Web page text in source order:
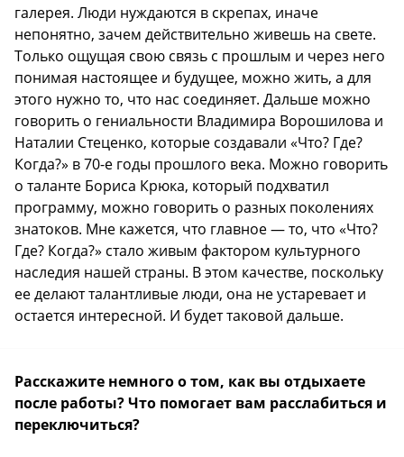
галерея. Люди нуждаются в скрепах, иначе
непонятно, зачем действительно живешь на свете.
Только ощущая свою связь с прошлым и через него
понимая настоящее и будущее, можно жить, а для
этого нужно то, что нас соединяет. Дальше можно
говорить о гениальности Владимира Ворошилова и
Наталии Стеценко, которые создавали «Что? Где?
Когда?» в 70-е годы прошлого века. Можно говорить
о таланте Бориса Крюка, который подхватил
программу, можно говорить о разных поколениях
знатоков. Мне кажется, что главное — то, что «Что?
Где? Когда?» стало живым фактором культурного
наследия нашей страны. В этом качестве, поскольку
ее делают талантливые люди, она не устаревает и
остается интересной. И будет таковой дальше.
Расскажите немного о том, как вы отдыхаете
после работы? Что помогает вам расслабиться и
переключиться?